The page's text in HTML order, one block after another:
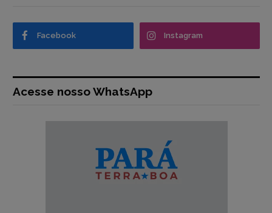
Facebook Instagram
Acesse nosso WhatsApp